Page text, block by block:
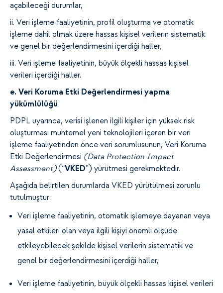
açabileceği durumlar,
ii. Veri işleme faaliyetinin, profil oluşturma ve otomatik
işleme dahil olmak üzere hassas kişisel verilerin sistematik
ve genel bir değerlendirmesini içerdiği haller,
iii. Veri işleme faaliyetinin, büyük ölçekli hassas kişisel
verileri içerdiği haller.
e. Veri Koruma Etki Değerlendirmesi yapma
yükümlülüğü
PDPL uyarınca, verisi işlenen ilgili kişiler için yüksek risk
oluşturması muhtemel yeni teknolojileri içeren bir veri
işleme faaliyetinden önce veri sorumlusunun, Veri Koruma
Etki Değerlendirmesi (Data Protection Impact
Assessment)(“VKED”) yürütmesi gerekmektedir.
Aşağıda belirtilen durumlarda VKED yürütülmesi zorunlu
tutulmuştur:
Veri işleme faaliyetinin, otomatik işlemeye dayanan veya
yasal etkileri olan veya ilgili kişiyi önemli ölçüde
etkileyebilecek şekilde kişisel verilerin sistematik ve
genel bir değerlendirmesini içerdiği haller,
Veri işleme faaliyetinin, büyük ölçekli hassas kişisel verileri